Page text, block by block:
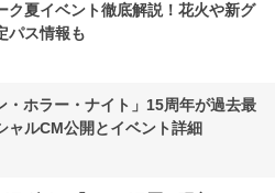
ク夏イベント徹底解説！花火や新グ
パス情報も
・ホラー・ナイト」15周年が過去最
ャルCM公開とイベント詳細